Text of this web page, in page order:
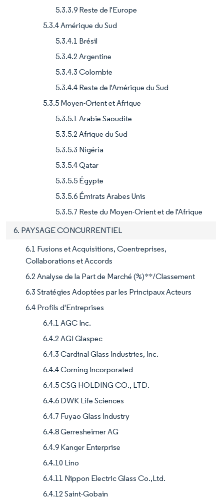
5.3.3.9 Reste de l'Europe
5.3.4 Amérique du Sud
5.3.4.1 Brésil
5.3.4.2 Argentine
5.3.4.3 Colombie
5.3.4.4 Reste de l'Amérique du Sud
5.3.5 Moyen-Orient et Afrique
5.3.5.1 Arabie Saoudite
5.3.5.2 Afrique du Sud
5.3.5.3 Nigéria
5.3.5.4 Qatar
5.3.5.5 Égypte
5.3.5.6 Émirats Arabes Unis
5.3.5.7 Reste du Moyen-Orient et de l'Afrique
6. PAYSAGE CONCURRENTIEL
6.1 Fusions et Acquisitions, Coentreprises,
Collaborations et Accords
6.2 Analyse de la Part de Marché (%)**/Classement
6.3 Stratégies Adoptées par les Principaux Acteurs
6.4 Profils d'Entreprises
6.4.1 AGC Inc.
6.4.2 AGI Glaspec
6.4.3 Cardinal Glass Industries, Inc.
6.4.4 Corning Incorporated
6.4.5 CSG HOLDING CO., LTD.
6.4.6 DWK Life Sciences
6.4.7 Fuyao Glass Industry
6.4.8 Gerresheimer AG
6.4.9 Kanger Enterprise
6.4.10 Lino
6.4.11 Nippon Electric Glass Co.,Ltd.
6.4.12 Saint-Gobain